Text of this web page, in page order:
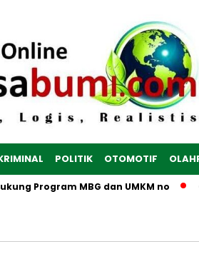
POLITIK OTOMOTIF
Program MBG dan UMKM no